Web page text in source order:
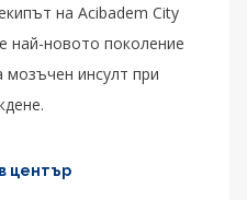
на Acibadem City
новото поколение
мозъчен инсулт при
център